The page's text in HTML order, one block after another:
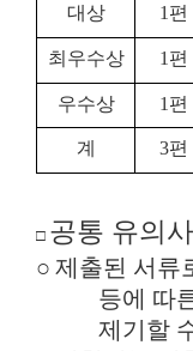
대상 1 편
최우수상 1 편
우수상 1 편
계 3편
□ 공통 유의
○ 제출된 서류
등에 따
제기할